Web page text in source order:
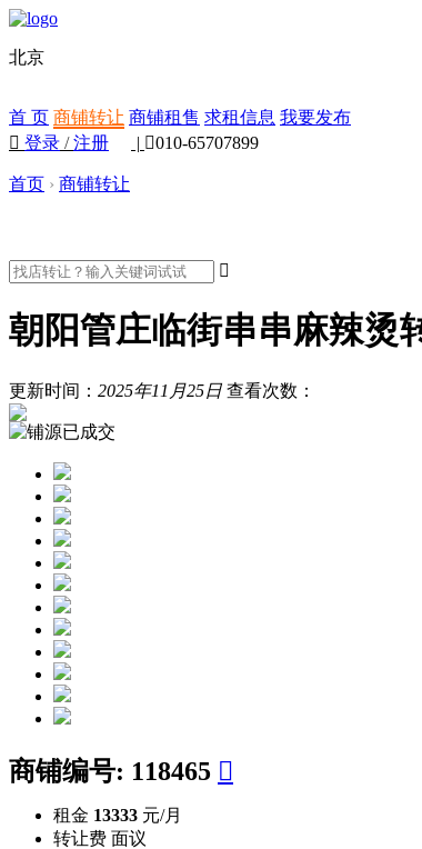
北京
首 页 商铺转让 商铺租售 求租信息 我要发布
 登录 /注册 | 010-65707899
首页 › 商铺转让

朝阳管庄临街串串麻辣烫
更新时间： 2025年11月25日 查看次数：
商铺编号: 118465 
租金 13333 元/月
转让费 面议